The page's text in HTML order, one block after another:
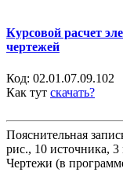
Курсовой расчет
чертежей
Код: 02.01.07.09.102
Как тут скачать?
Пояснительная
рис., 10 источника,
Чертежи (в